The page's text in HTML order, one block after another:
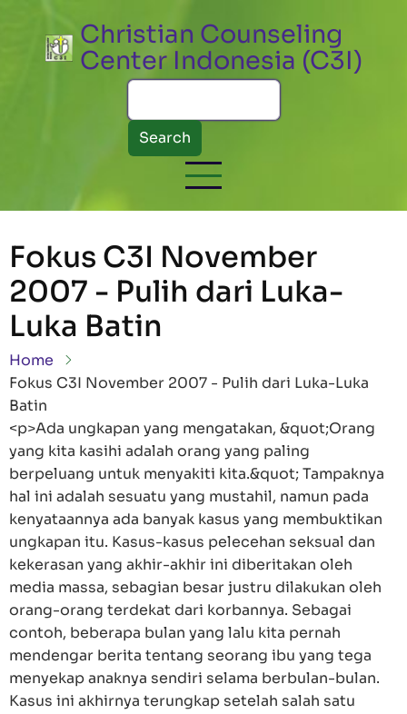
Christian Counseling
Center Indonesia (C3I)
Search
Fokus C3I November
2007 - Pulih dari Luka-
Luka Batin
Breadcrumb
Home
Fokus C3I November 2007 - Pulih dari Luka-Luka
Batin
<p>Ada ungkapan yang mengatakan, &quot;Orang
yang kita kasihi adalah orang yang paling
berpeluang untuk menyakiti kita.&quot; Tampaknya
hal ini adalah sesuatu yang mustahil, namun pada
kenyataannya ada banyak kasus yang membuktikan
ungkapan itu. Kasus-kasus pelecehan seksual dan
kekerasan yang akhir-akhir ini diberitakan oleh
media massa, sebagian besar justru dilakukan oleh
orang-orang terdekat dari korbannya. Sebagai
contoh, beberapa bulan yang lalu kita pernah
mendengar berita tentang seorang ibu yang tega
menyekap anaknya sendiri selama berbulan-bulan.
Kasus ini akhirnya terungkap setelah salah satu